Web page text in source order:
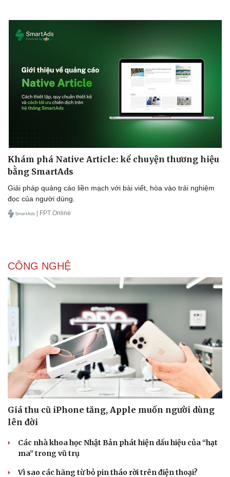
Cây thuốc
Sản phụ khoa
Nhi khoa
Nam khoa
Nhà đẹp
Blog
Tình yêu - Gia đình
Khám phá Native Article: kể chuyện thương hiệu
bằng SmartAds
Giải pháp quảng cáo liền mạch với bài viết, hòa vào trải nghiệm
đọc của người dùng.
| FPT Online
CÔNG NGHỆ
Giá thu cũ iPhone tăng, Apple muốn người dùng
lên đời
Các nhà khoa học Nhật Bản phát hiện dấu hiệu của “hạt
ma” trong vũ trụ
Vì sao các hãng từ bỏ pin tháo rời trên điện thoại?